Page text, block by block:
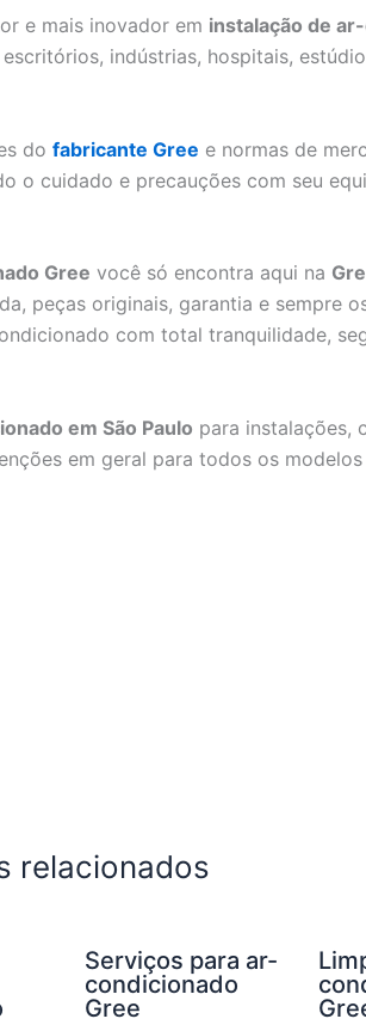
e mais inovador em instalação de
indústrias, hospitais,
do fabricante Gree e normas de
o cuidado e precauções com seu
Gree você só encontra aqui na
peças originais, garantia e sempre
com total tranquilidade,
em São Paulo para instalações,
em geral para todos os
relacionados
Serviços para ar-
condicionado
Gree